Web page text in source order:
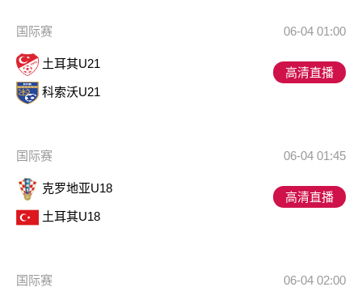
国际赛 06-04 01:00
土耳其U21
科索沃U21
高清直播
国际赛 06-04 01:45
克罗地亚U18
土耳其U18
高清直播
国际赛 06-04 02:00